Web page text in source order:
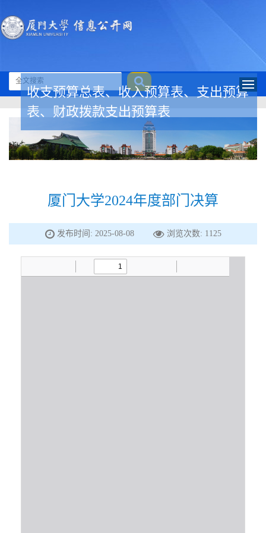
收支预算总表、收入预算表、支出预算
表、财政拨款支出预算表
厦门大学2024年度部门决算
发布时间: 2025-08-08 浏览次数: 1125